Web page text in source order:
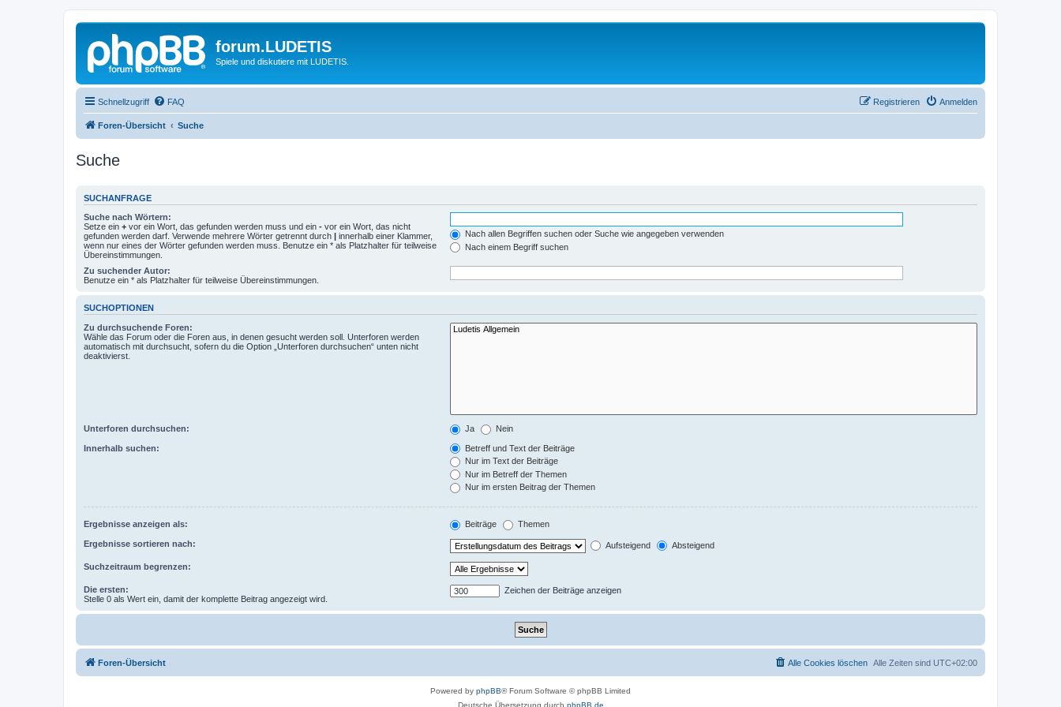
forum.LUDETIS
Spiele und diskutiere mit LUDETIS.
Schnellzugriff FAQ Anmelden
Registrieren
Foren-Übersicht Suche
Suche
SUCHANFRAGE
Suche nach Wörtern:
Setze ein + vor ein Wort, das gefunden werden muss und ein - vor ein Wort, das nicht
gefunden werden darf. Verwende mehrere Wörter getrennt durch | innerhalb einer Klammer,
wenn nur eines der Wörter gefunden werden muss. Benutze ein * als Platzhalter für teilweise
Übereinstimmungen.
Nach allen Begriffen suchen oder Suche wie angegeben verwenden
Nach einem Begriff suchen
Zu suchender Autor:
Benutze ein * als Platzhalter für teilweise Übereinstimmungen.
SUCHOPTIONEN
Zu durchsuchende Foren:
Wähle das Forum oder die Foren aus, in denen gesucht werden soll. Unterforen werden
automatisch mit durchsucht, sofern du die Option „Unterforen durchsuchen“ unten nicht
deaktivierst.
Unterforen durchsuchen: Ja Nein
Innerhalb suchen:
Betreff und Text der Beiträge
Nur im Text der Beiträge
Nur im Betreff der Themen
Nur im ersten Beitrag der Themen
Ergebnisse anzeigen als: Beiträge Themen
Ergebnisse sortieren nach: Aufsteigend Absteigend
Suchzeitraum begrenzen:
Die ersten:
Stelle 0 als Wert ein, damit der komplette Beitrag angezeigt wird.
Zeichen der Beiträge anzeigen
Foren-Übersicht Alle Zeiten sind UTC+02:00
Alle Cookies löschen
Powered by phpBB® Forum Software © phpBB Limited
Deutsche Übersetzung durch phpBB.de